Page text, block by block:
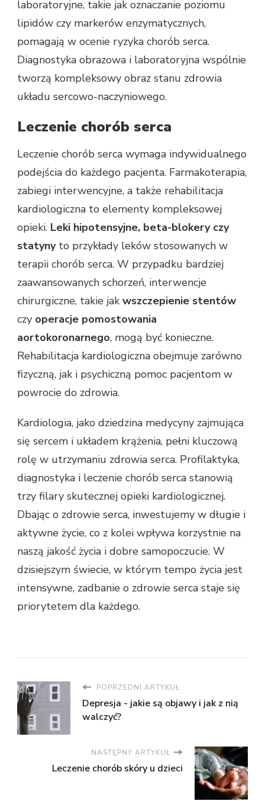
laboratoryjne, takie jak oznaczanie poziomu
lipidów czy markerów enzymatycznych,
pomagają w ocenie ryzyka chorób serca.
Diagnostyka obrazowa i laboratoryjna wspólnie
tworzą kompleksowy obraz stanu zdrowia
układu sercowo-naczyniowego.
Leczenie chorób serca
Leczenie chorób serca wymaga indywidualnego
podejścia do każdego pacjenta. Farmakoterapia,
zabiegi interwencyjne, a także rehabilitacja
kardiologiczna to elementy kompleksowej
opieki. Leki hipotensyjne, beta-blokery czy
statynyto przykłady leków stosowanych w
terapii chorób serca. W przypadku bardziej
zaawansowanych schorzeń, interwencje
chirurgiczne, takie jak wszczepienie stentów
czy operacje pomostowania
aortokoronarnego, mogą być konieczne.
Rehabilitacja kardiologiczna obejmuje zarówno
fizyczną, jak i psychiczną pomoc pacjentom w
powrocie do zdrowia.
Kardiologia, jako dziedzina medycyny zajmująca
się sercem i układem krążenia, pełni kluczową
rolę w utrzymaniu zdrowia serca. Profilaktyka,
diagnostyka i leczenie chorób serca stanowią
trzy filary skutecznej opieki kardiologicznej.
Dbając o zdrowie serca, inwestujemy w długie i
aktywne życie, co z kolei wpływa korzystnie na
naszą jakość życia i dobre samopoczucie. W
dzisiejszym świecie, w którym tempo życia jest
intensywne, zadbanie o zdrowie serca staje się
priorytetem dla każdego.
POPRZEDNI ARTYKUŁ
Depresja - jakie są objawy i jak z nią
walczyć?
NASTĘPNY ARTYKUŁ
Leczenie chorób skóry u dzieci